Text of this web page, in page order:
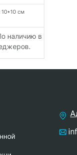
10*10 см
наличию в